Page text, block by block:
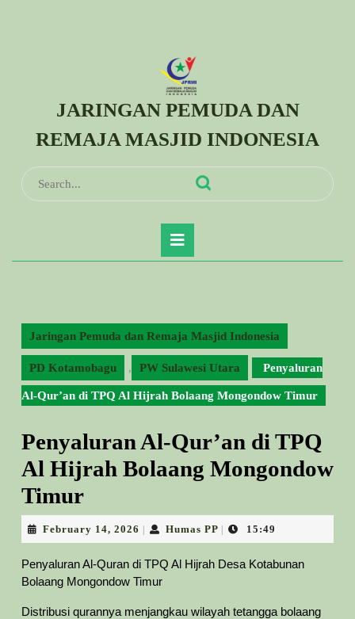
JARINGAN PEMUDA DAN
REMAJA MASJID INDONESIA
Jaringan Pemuda dan Remaja Masjid Indonesia
PD Kotamobagu , PW Sulawesi Utara Penyaluran
Al-Qur’an di TPQ Al Hijrah Bolaang Mongondow Timur
Penyaluran Al-Qur’an di TPQ
Al Hijrah Bolaang Mongondow
Timur
February 14, 2026 February
14,
2026
Humas PPHumas
PP
15:49
Penyaluran Al-Quran di TPQ Al Hijrah Desa Kotabunan
Bolaang Mongondow Timur
Distribusi qurannya menjangkau wilayah tetangga bolaang